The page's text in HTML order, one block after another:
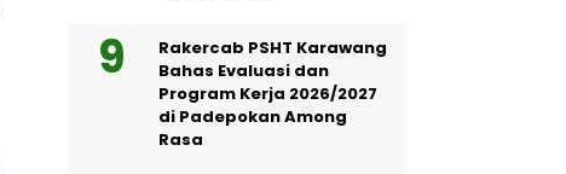
Rakercab PSHT Karawang
Bahas Evaluasi dan
Program Kerja 2026/2027
di Padepokan Among
Rasa